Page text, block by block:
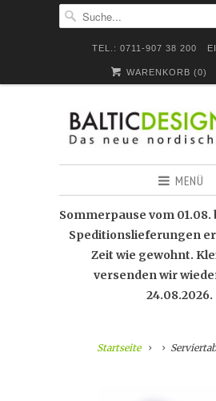
TEL.: 0711-907 38 200
WARENKORB (0)
MENÜ
Sommerpause vom 01.08.
Speditionslieferungen
Zeit wie gewohnt.
versenden wir
24.08.2026.
Startseite